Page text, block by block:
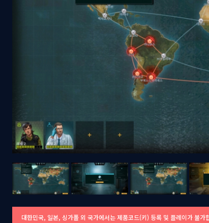
대한민국, 일본, 싱가폴 외 국가에서는 제품코드(키) 등록 및 플레이가 불